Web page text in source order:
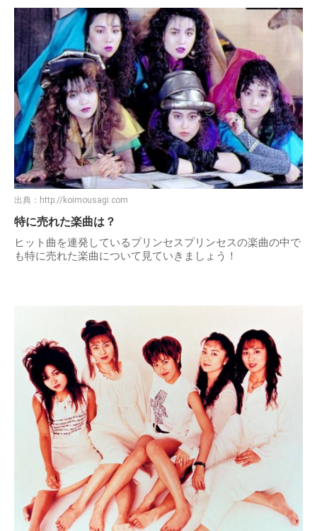
出典： http://koimousagi.com
特に売れた楽曲は？
ヒット曲を連発しているプリンセスプリンセスの楽曲の中で
も特に売れた楽曲について見ていきましょう！